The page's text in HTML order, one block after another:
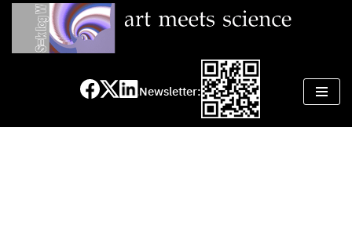
Zum
Newsletter: